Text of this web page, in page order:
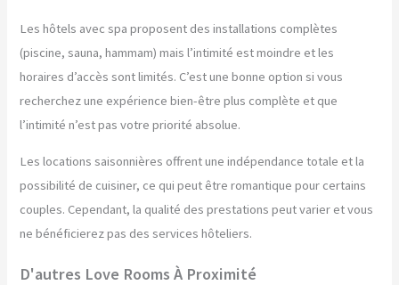
Les hôtels avec spa proposent des installations complètes
(piscine, sauna, hammam) mais l’intimité est moindre et les
horaires d’accès sont limités. C’est une bonne option si vous
recherchez une expérience bien-être plus complète et que
l’intimité n’est pas votre priorité absolue.
Les locations saisonnières offrent une indépendance totale et la
possibilité de cuisiner, ce qui peut être romantique pour certains
couples. Cependant, la qualité des prestations peut varier et vous
ne bénéficierez pas des services hôteliers.
D'autres Love Rooms À Proximité